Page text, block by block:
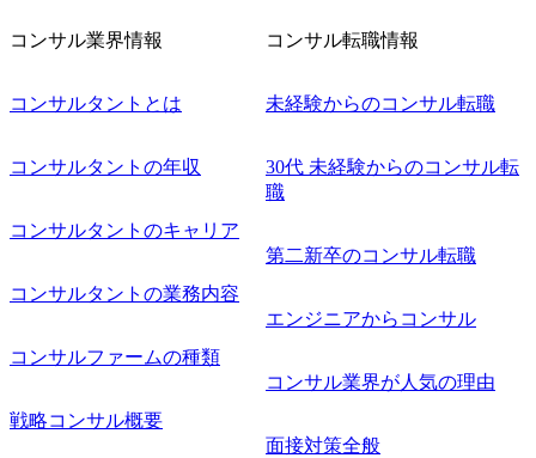
成果物
料作
制、サ
リサー
を踏ま
リオ分
験を活
ジェ
チ、論
リード
コンサル業界情報
コンサルタントとは
コンサルタントの年収
コンサルタントのキャリア
コンサルタントの業務内容
コンサルファームの種類
戦略コンサル概要
コンサル転職情報
未経験からのコンサル転職
30代 未経験からのコンサル転
職
第二新卒のコンサル転職
エンジニアからコンサル
コンサル業界が人気の理由
面接対策全般